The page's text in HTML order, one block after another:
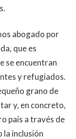
abogado por
que es
se encuentran
y refugiados.
grano de
y, en concreto,
país a través de
la inclusión